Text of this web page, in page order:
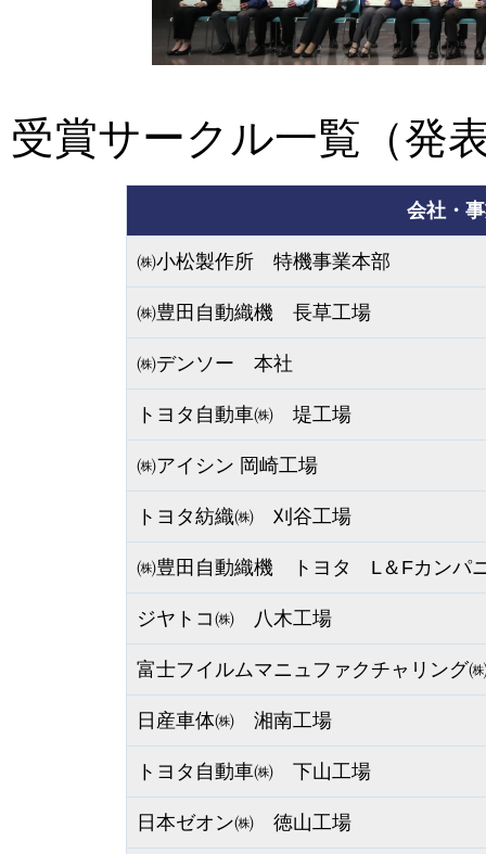
受賞サークル一覧（発
会社・
㈱小松製作所 特機事業本部
㈱豊田自動織機 長草工場
㈱デンソー 本社
トヨタ自動車㈱ 堤工場
㈱アイシン 岡崎工場
トヨタ紡織㈱ 刈谷工場
㈱豊田自動織機 トヨタ L＆Fカンパ
ジヤトコ㈱ 八木工場
富士フイルムマニュファクチャリング
日産車体㈱ 湘南工場
トヨタ自動車㈱ 下山工場
日本ゼオン㈱ 徳山工場